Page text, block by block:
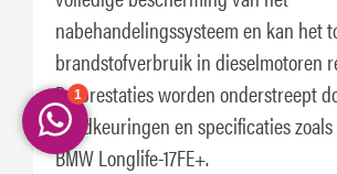
nabehandelingssysteem en kan het
brandstofverbruik in dieselmotoren
De prestaties worden onderstreept
goedkeuringen en specificaties zoals
BMW Longlife-17FE+.